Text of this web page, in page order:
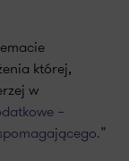
której,
w
–